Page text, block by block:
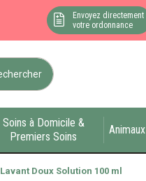
Envoyez directement
votre ordonnance
Soins à Domicile &
Premiers Soins
Animaux
Doux Solution 100 ml